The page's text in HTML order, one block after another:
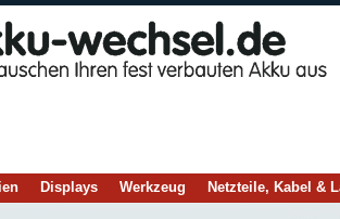
Displays Werkzeug Netzteile, Kabel &